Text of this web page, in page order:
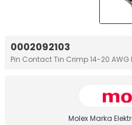
0002092103
Pin Contact Tin Crimp 14-20 AWG
Molex Marka